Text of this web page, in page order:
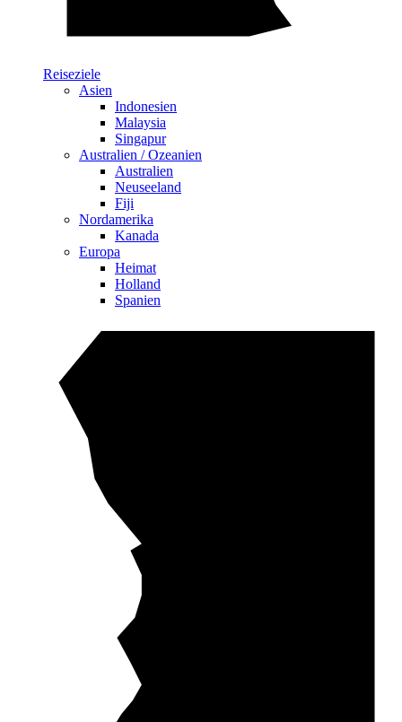
Reiseziele
Asien
Indonesien
Malaysia
Singapur
Australien / Ozeanien
Australien
Neuseeland
Fiji
Nordamerika
Kanada
Europa
Heimat
Holland
Spanien